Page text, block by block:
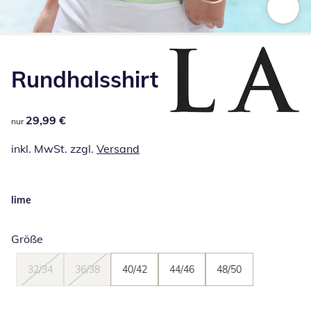
Rundhalsshirt
29,99 €
nur 29,99 €
inkl. MwSt. zzgl. Versand
lime
Größe
32/34 36/38 40/42 44/46 48/50